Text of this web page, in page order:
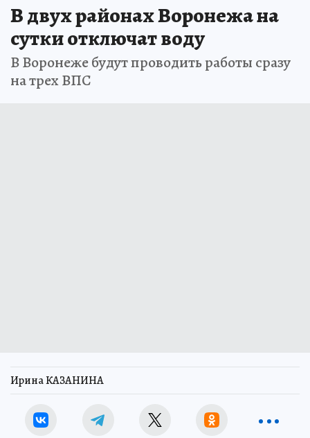
В двух районах Воронежа на
сутки отключат воду
В Воронеже будут проводить работы сразу
на трех ВПС
Ирина КАЗАНИНА